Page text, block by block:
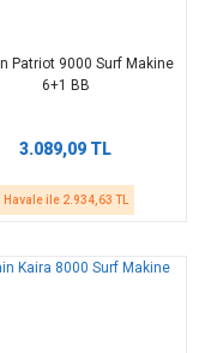
Patriot 9000 Surf Makine
6+1 BB
3.089,09 TL
Havale ile 2.934,63 TL